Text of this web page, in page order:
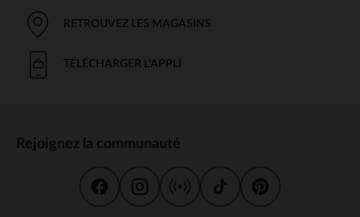
RETROUVEZ LES MAGASINS
TÉLÉCHARGER L'APPLI
Rejoignez la communauté